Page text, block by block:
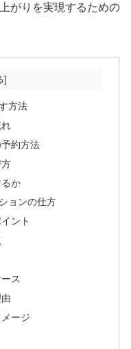
がりを実現するための
方法
約方法
か
ョンの仕方
ント
ス
ージ